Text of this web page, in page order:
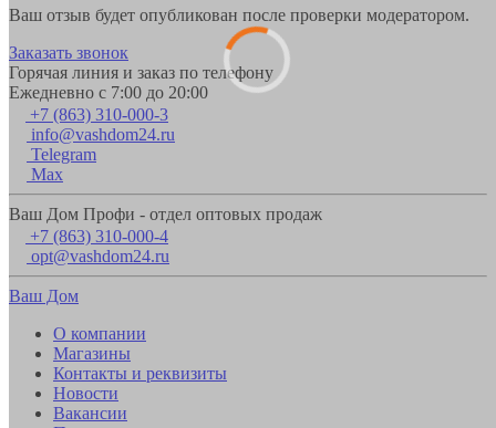
Ваш отзыв будет опубликован после проверки модератором.
Заказать звонок
Горячая линия и заказ по телефону
Ежедневно с 7:00 до 20:00
+7 (863) 310-000-3
info@vashdom24.ru
Telegram
Max
Ваш Дом Профи - отдел оптовых продаж
+7 (863) 310-000-4
opt@vashdom24.ru
Ваш Дом
О компании
Магазины
Контакты и реквизиты
Новости
Вакансии